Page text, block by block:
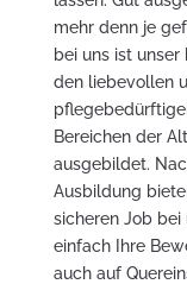
mehr denn je
bei uns ist
den liebevollen
Bereichen der
ausgebildet.
Ausbildung
sicheren Job bei
einfach Ihre
auch auf